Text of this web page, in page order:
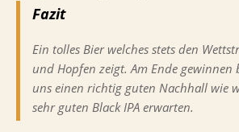
Fazit
Ein tolles Bier welches stets den
und Hopfen zeigt. Am Ende gewinnen
uns einen richtig guten Nachhall wie
sehr guten Black IPA erwarten.